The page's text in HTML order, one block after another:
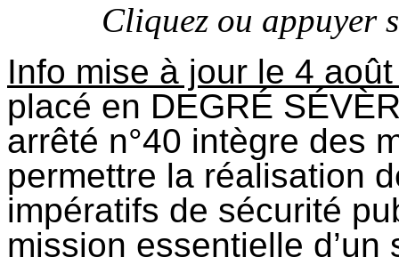
Cliquez ou appuyer
Info mise à jour le 4
placé en DEGRÉ
arrêté n°40 intègre des
permettre la réalisation
impératifs de sécurité
mission essentielle d’un